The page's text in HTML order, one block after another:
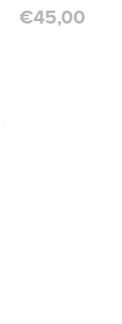
€45,00